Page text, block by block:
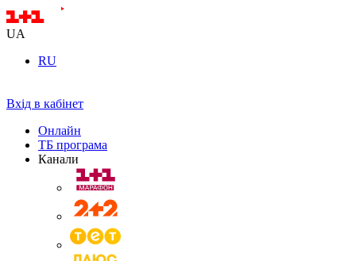
UA
RU
Вхід в кабінет
Онлайн
ТБ програма
Канали